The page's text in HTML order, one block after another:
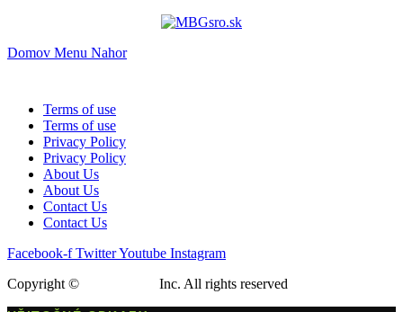
Domov Menu Nahor
Terms of use
Terms of use
Privacy Policy
Privacy Policy
About Us
About Us
Contact Us
Contact Us
Facebook-f TwitterYoutube Instagram
Copyright ©
Inc. All rights reserved